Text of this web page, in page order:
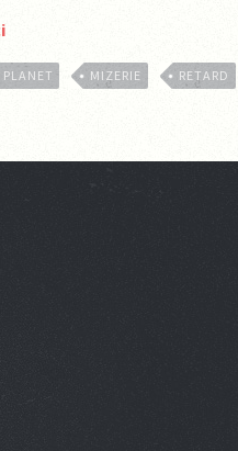
MIZERIE RETARD